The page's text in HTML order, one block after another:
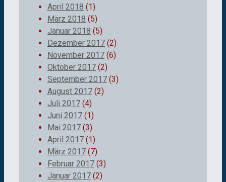
April 2018 (1)
März 2018 (5)
Januar 2018 (5)
Dezember 2017 (2)
November 2017 (6)
Oktober 2017 (2)
September 2017 (3)
August 2017 (2)
Juli 2017 (4)
Juni 2017 (1)
Mai 2017 (3)
April 2017 (1)
März 2017 (7)
Februar 2017 (3)
Januar 2017 (2)